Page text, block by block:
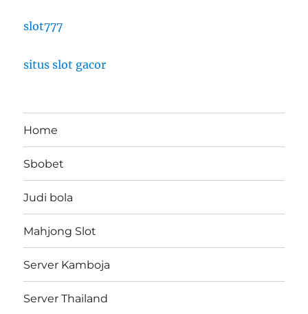
slot777
situs slot gacor
Home
Sbobet
Judi bola
Mahjong Slot
Server Kamboja
Server Thailand